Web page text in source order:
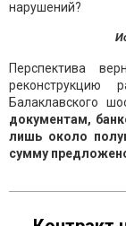
Перспектива
реконструкцию
Балаклавского
документам,
лишь около
сумму